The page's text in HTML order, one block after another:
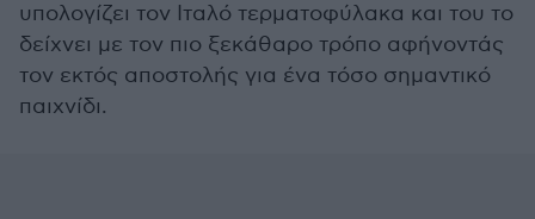
υπολογίζει τον Ιταλό τερματοφύλακα και του το
δείχνει με τον πιο ξεκάθαρο τρόπο αφήνοντάς
τον εκτός αποστολής για ένα τόσο σημαντικό
παιχνίδι.